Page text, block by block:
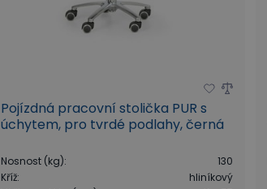
Pojízdná pracovní stolička PUR s
úchytem, pro tvrdé podlahy, černá
Nosnost (kg):
130
Kříž:
hliníkový